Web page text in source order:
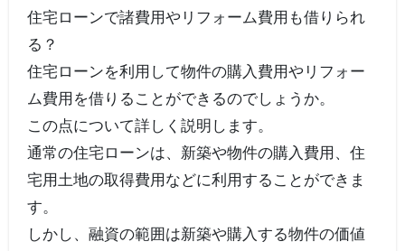
住宅ローンで諸費用やリフォーム費用も借りられ
る？
住宅ローンを利用して物件の購入費用やリフォー
ム費用を借りることができるのでしょうか。
この点について詳しく説明します。
通常の住宅ローンは、新築や物件の購入費用、住
宅用土地の取得費用などに利用することができま
す。
しかし、融資の範囲は新築や購入する物件の価値